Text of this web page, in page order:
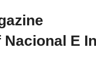
Nacional E